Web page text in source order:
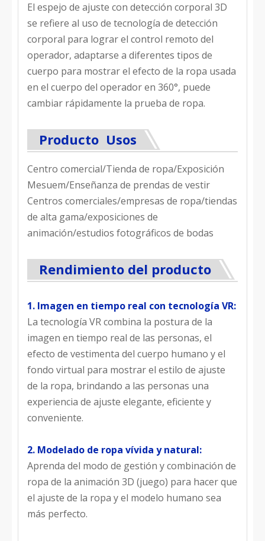
El espejo de ajuste con detección corporal 3D
se refiere al uso de tecnología de detección
corporal para lograr el control remoto del
operador, adaptarse a diferentes tipos de
cuerpo para mostrar el efecto de la ropa usada
en el cuerpo del operador en 360°, puede
cambiar rápidamente la prueba de ropa.
Producto Usos
Centro comercial/Tienda de ropa/Exposición
Mesuem/Enseñanza de prendas de vestir
Centros comerciales/empresas de ropa/tiendas
de alta gama/exposiciones de
animación/estudios fotográficos de bodas
Rendimiento del producto
1. Imagen en tiempo real con tecnología VR:
La tecnología VR combina la postura de la
imagen en tiempo real de las personas, el
efecto de vestimenta del cuerpo humano y el
fondo virtual para mostrar el estilo de ajuste
de la ropa, brindando a las personas una
experiencia de ajuste elegante, eficiente y
conveniente.
2. Modelado de ropa vívida y natural:
Aprenda del modo de gestión y combinación de
ropa de la animación 3D (juego) para hacer que
el ajuste de la ropa y el modelo humano sea
más perfecto.